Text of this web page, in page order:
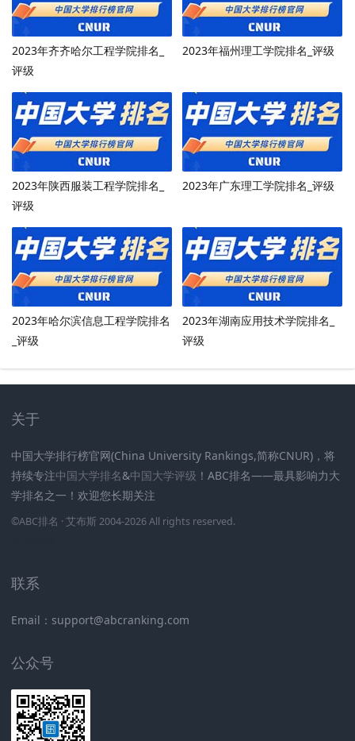
2023年齐齐哈尔工程学院排名_
评级
2023年福州理工学院排名_评级
2023年陕西服装工程学院排名_
评级
2023年广东理工学院排名_评级
2023年哈尔滨信息工程学院排名
_评级
2023年湖南应用技术学院排名_
评级
关于
中国大学排行榜官网(China University Rankings,简称CNUR)，将
持续专注中国大学排名&中国大学评级 ！ABC排名——最具影响力大
学排名之一！欢迎您长期关注
©ABC排名 · 艾布斯 2004-2026 All rights reserved.
联系
Email：support@abcranking.com
公众号